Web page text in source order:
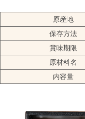
原産地
保存方法
賞味期限
原材料名
内容量